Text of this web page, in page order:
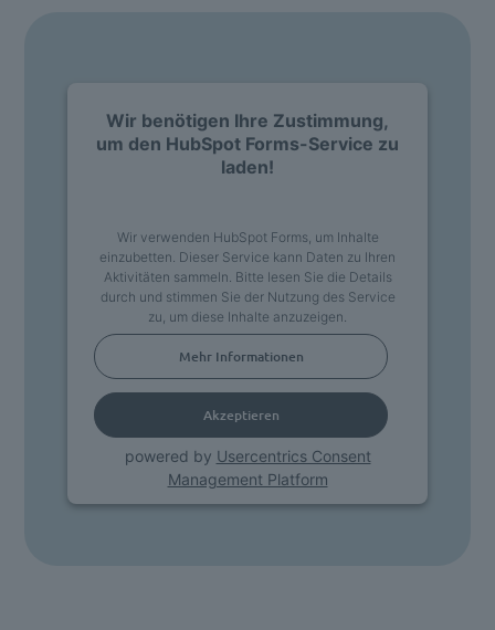
Wir benötigen Ihre Zustimmung,
um den HubSpot Forms-Service zu
laden!
Wir verwenden HubSpot Forms, um Inhalte
einzubetten. Dieser Service kann Daten zu Ihren
Aktivitäten sammeln. Bitte lesen Sie die Details
durch und stimmen Sie der Nutzung des Service
zu, um diese Inhalte anzuzeigen.
Mehr Informationen
Akzeptieren
powered by Usercentrics Consent
Management Platform